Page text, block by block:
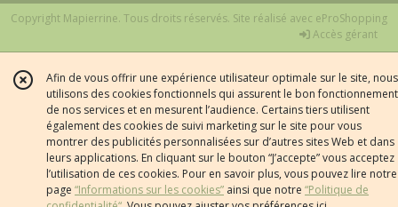
Copyright Mapierrine. Tous droits réservés. Site réalisé avec eProShopping
Accès gérant
Afin de vous offrir une expérience utilisateur optimale sur le site, nous
utilisons des cookies fonctionnels qui assurent le bon fonctionnement
de nos services et en mesurent l’audience. Certains tiers utilisent
également des cookies de suivi marketing sur le site pour vous
montrer des publicités personnalisées sur d’autres sites Web et dans
leurs applications. En cliquant sur le bouton “J’accepte” vous acceptez
l’utilisation de ces cookies. Pour en savoir plus, vous pouvez lire notre
page “Informations sur les cookies” ainsi que notre “Politique de